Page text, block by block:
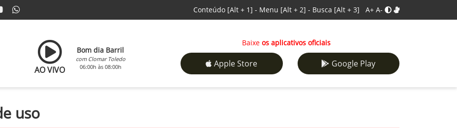
Conteúdo [Alt + 1] - Menu [Alt + 2] - Busca [Alt + 3] A+ A-
AO VIVO
Bom dia Barril
com Clomar Toledo
06:00h às 08:00h
Baixe os aplicativos oficiais
Apple Store Google Play
uso